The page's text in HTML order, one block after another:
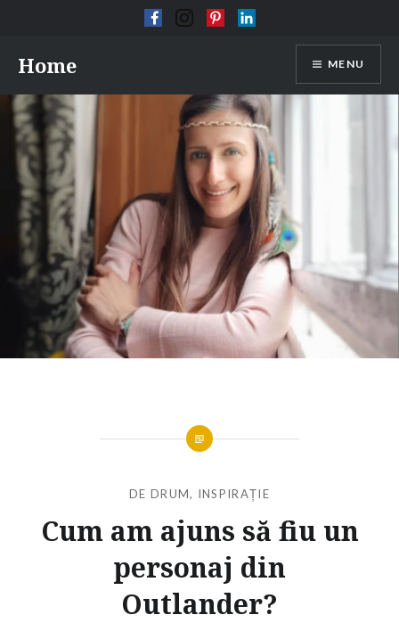
content
Home MENU
DE DRUM, INSPIRAȚIE
Cum am ajuns să fiu un
personaj din
Outlander?